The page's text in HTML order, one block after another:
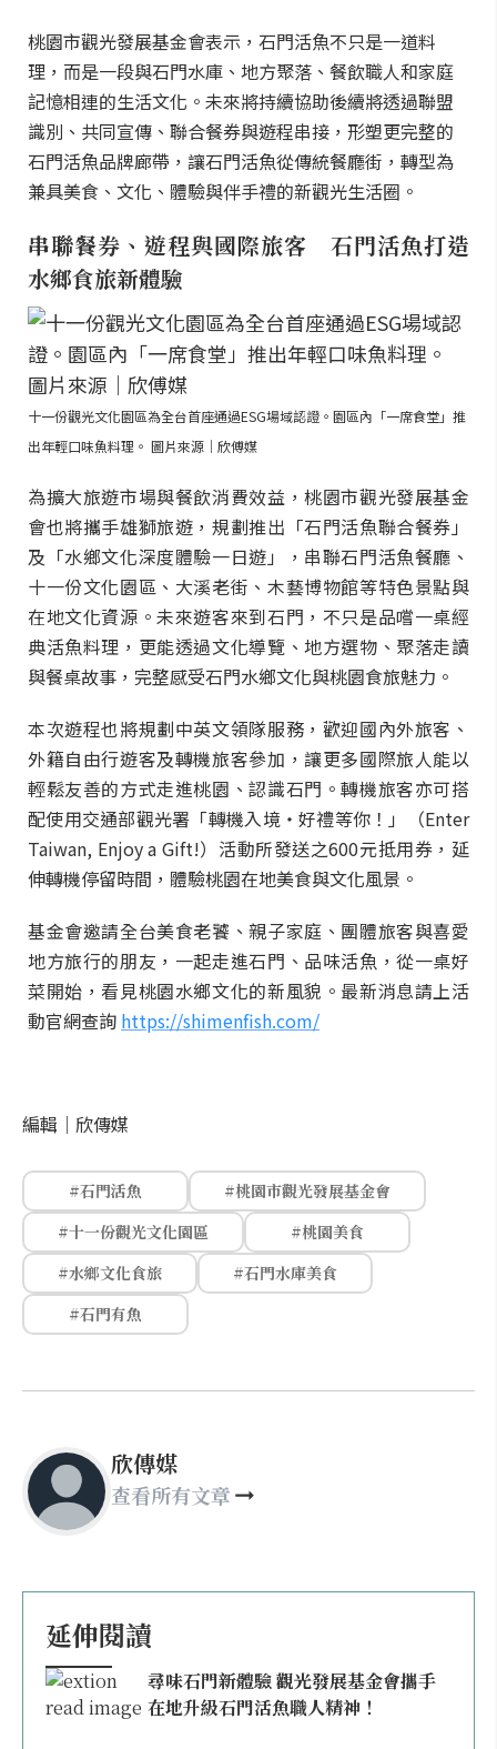
桃園市觀光發展基金會表示，石門活魚不只是一道料
理，而是一段與石門水庫、地方聚落、餐飲職人和家庭
記憶相連的生活文化。未來將持續協助後續將透過聯盟
識別、共同宣傳、聯合餐券與遊程串接，形塑更完整的
石門活魚品牌廊帶，讓石門活魚從傳統餐廳街，轉型為
兼具美食、文化、體驗與伴手禮的新觀光生活圈。
串聯餐券、遊程與國際旅客 石門活魚打造
水鄉食旅新體驗
十一份觀光文化園區為全台首座通過ESG場域認證。園區內「一席食堂」推
出年輕口味魚料理。 圖片來源｜欣傅媒
為擴大旅遊市場與餐飲消費效益，桃園市觀光發展基金
會也將攜手雄獅旅遊，規劃推出「石門活魚聯合餐券」
及「水鄉文化深度體驗一日遊」，串聯石門活魚餐廳、
十一份文化園區、大溪老街、木藝博物館等特色景點與
在地文化資源。未來遊客來到石門，不只是品嚐一桌經
典活魚料理，更能透過文化導覽、地方選物、聚落走讀
與餐桌故事，完整感受石門水鄉文化與桃園食旅魅力。
本次遊程也將規劃中英文領隊服務，歡迎國內外旅客、
外籍自由行遊客及轉機旅客參加，讓更多國際旅人能以
輕鬆友善的方式走進桃園、認識石門。轉機旅客亦可搭
配使用交通部觀光署「轉機入境・好禮等你！」（Enter
Taiwan, Enjoy a Gift!）活動所發送之600元抵用券，延
伸轉機停留時間，體驗桃園在地美食與文化風景。
基金會邀請全台美食老饕、親子家庭、團體旅客與喜愛
地方旅行的朋友，一起走進石門、品味活魚，從一桌好
菜開始，看見桃園水鄉文化的新風貌。最新消息請上活
動官網查詢 https://shimenfish.com/
編輯｜ 欣傳媒
#石門活魚
#桃園市觀光發展基金會
#十一份觀光文化園區
#桃園美食
#水鄉文化食旅
#石門水庫美食
#石門有魚
欣傳媒
查看所有文章
延伸閱讀
尋味石門新體驗 觀光發展基金會攜手
在地升級石門活魚職人精神！